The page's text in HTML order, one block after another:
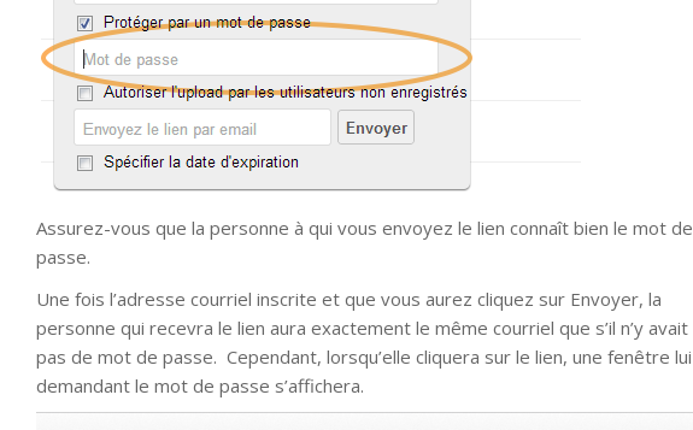
Assurez-vous que la personne à qui vous envoyez le lien connaît bien le mot de
passe.
Une fois l’adresse courriel inscrite et que vous aurez cliquez sur Envoyer, la
personne qui recevra le lien aura exactement le même courriel que s’il n’y avait
pas de mot de passe. Cependant, lorsqu’elle cliquera sur le lien, une fenêtre lui
demandant le mot de passe s’affichera.